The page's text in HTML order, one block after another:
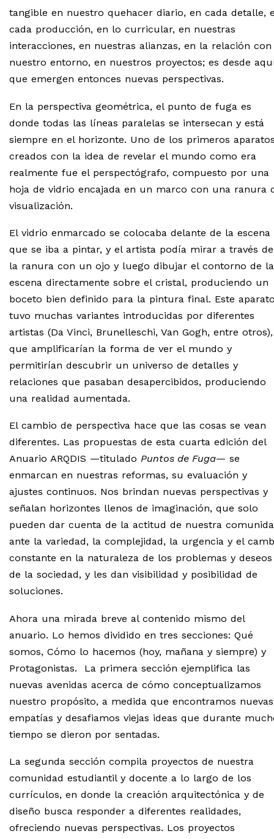
tangible en nuestro quehacer diario, en cada detalle,
cada producción, en lo curricular, en nuestras
interacciones, en nuestras alianzas, en la relación con
nuestro entorno, en nuestros proyectos; es desde
que emergen entonces nuevas perspectivas.
En la perspectiva geométrica, el punto de fuga es
donde todas las líneas paralelas se intersecan y está
siempre en el horizonte. Uno de los primeros
creados con la idea de revelar el mundo como era
realmente fue el perspectógrafo, compuesto por una
hoja de vidrio encajada en un marco con una ranura
visualización.
El vidrio enmarcado se colocaba delante de la escena
que se iba a pintar, y el artista podía mirar a través de
la ranura con un ojo y luego dibujar el contorno de la
escena directamente sobre el cristal, produciendo un
boceto bien definido para la pintura final. Este
tuvo muchas variantes introducidas por diferentes
artistas (Da Vinci, Brunelleschi, Van Gogh, entre otros),
que amplificarían la forma de ver el mundo y
permitirían descubrir un universo de detalles y
relaciones que pasaban desapercibidos, produciendo
una realidad aumentada.
El cambio de perspectiva hace que las cosas se vean
diferentes. Las propuestas de esta cuarta edición del
Anuario ARQDIS —titulado Puntos de Fuga— se
enmarcan en nuestras reformas, su evaluación y
ajustes continuos. Nos brindan nuevas perspectivas y
señalan horizontes llenos de imaginación, que solo
pueden dar cuenta de la actitud de nuestra
ante la variedad, la complejidad, la urgencia y el
constante en la naturaleza de los problemas y deseos
de la sociedad, y les dan visibilidad y posibilidad de
soluciones.
Ahora una mirada breve al contenido mismo del
anuario. Lo hemos dividido en tres secciones: Qué
somos, Cómo lo hacemos (hoy, mañana y siempre) y
Protagonistas.
La primera sección ejemplifica las
nuevas avenidas acerca de cómo conceptualizamos
nuestro propósito, a medida que encontramos nuevas
empatías y desafiamos viejas ideas que durante
tiempo se dieron por sentadas.
La segunda sección compila proyectos de nuestra
comunidad estudiantil y docente a lo largo de los
currículos, en donde la creación arquitectónica y de
diseño busca responder a diferentes realidades,
ofreciendo nuevas perspectivas. Los proyectos